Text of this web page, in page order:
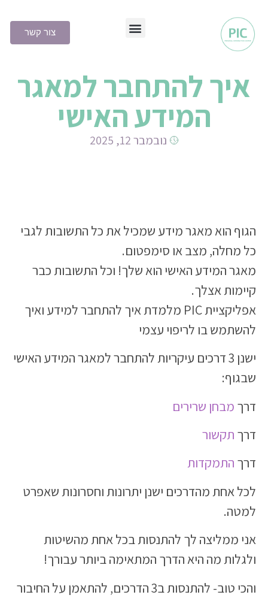
צור קשר
איך להתחבר למאגר
המידע האישי
נובמבר 12, 2025
הגוף הוא מאגר מידע שמכיל את כל התשובות לגבי
כל מחלה, מצב או סימפטום.
מאגר המידע האישי הוא שלך! וכל התשובות כבר
קיימות אצלך.
אפליקציית PIC מלמדת איך להתחבר למידע ואיך
להשתמש בו לריפוי עצמי
ישנן 3 דרכים עיקריות להתחבר למאגר המידע האישי
שבגוף:
דרך מבחן שרירים
דרך תקשור
דרך התמקדות
לכל אחת מהדרכים ישנן יתרונות וחסרונות שאפרט
למטה.
אני ממליצה לך להתנסות בכל אחת מהשיטות
ולגלות מה היא הדרך המתאימה ביותר עבורך!
והכי טוב- להתנסות ב3 הדרכים, להתאמן על החיבור